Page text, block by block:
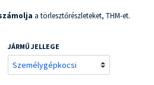
a törlesztőrészleteket, THM-et.
JÁRMŰ JELLEGE